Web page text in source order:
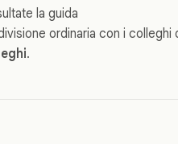
la guida
ordinaria con i colleghi
.